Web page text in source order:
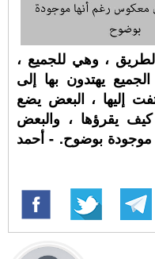
، وهي للجميع ،
يهتدون بها إلى
إليها ، البعض يضع
يقرؤها ، والبعض
بوضوح. - أحمد